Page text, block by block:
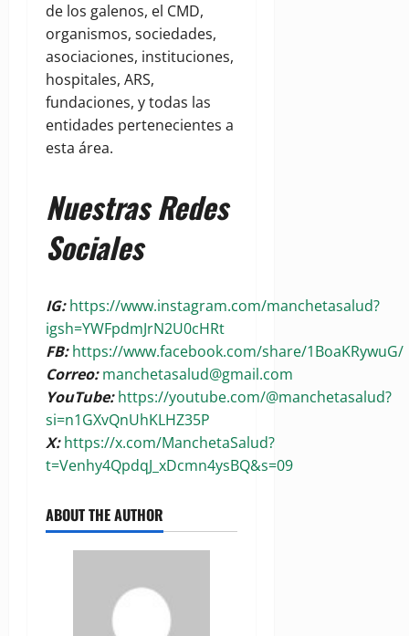
de los galenos, el CMD,
organismos, sociedades,
asociaciones, instituciones,
hospitales, ARS,
fundaciones, y todas las
entidades pertenecientes a
esta área.
Nuestras Redes
Sociales
IG:https://www.instagram.com/manchetasalud?
igsh=YWFpdmJrN2U0cHRt
FB:https://www.facebook.com/share/1BoaKRywuG/
Correo:manchetasalud@gmail.com
YouTube: https://youtube.com/@manchetasalud?
si=n1GXvQnUhKLHZ35P
X:https://x.com/ManchetaSalud?
t=Venhy4QpdqJ_xDcmn4ysBQ&s=09
ABOUT THE AUTHOR